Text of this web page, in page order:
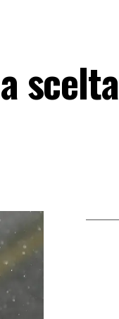
scelta